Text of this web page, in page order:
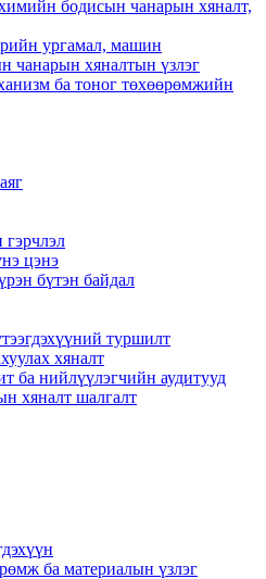
бодисын чанарын хяналт,
ургамал, машин
чанарын хяналтын үзлэг
ба тоног төхөөрөмжийн
цэнэ
бүтэн байдал
туршилт
хяналт
ба нийлүүлэгчийн аудитууд
хяналт шалгалт
ба материалын үзлэг